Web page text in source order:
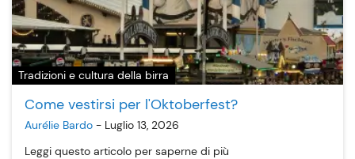
Tradizioni e cultura della birra
Come vestirsi per l'Oktoberfest?
Aurélie Bardo - Luglio 13, 2026
Leggi questo articolo per saperne di più